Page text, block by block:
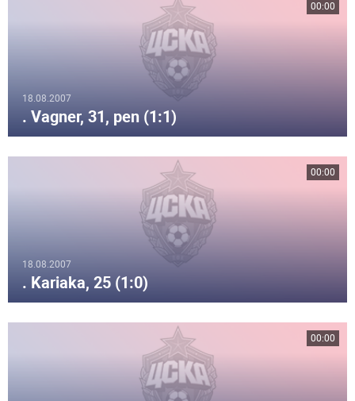
18.08.2007
. Vagner, 31, pen (1:1)
00:00
18.08.2007
. Kariaka, 25 (1:0)
00:00
00:00